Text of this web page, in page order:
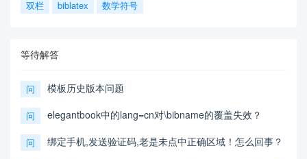
双栏
biblatex 数学符号
等待解答
问 模板历史版本问题
问 elegantbook中的lang=cn对\bibname的覆盖失效？
问 绑定手机,发送验证码,老是未点中正确区域！怎么回事？